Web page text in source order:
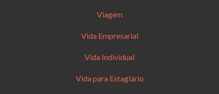
Viagem
Vida Empresarial
Vida Individual
Vida para Estagiário